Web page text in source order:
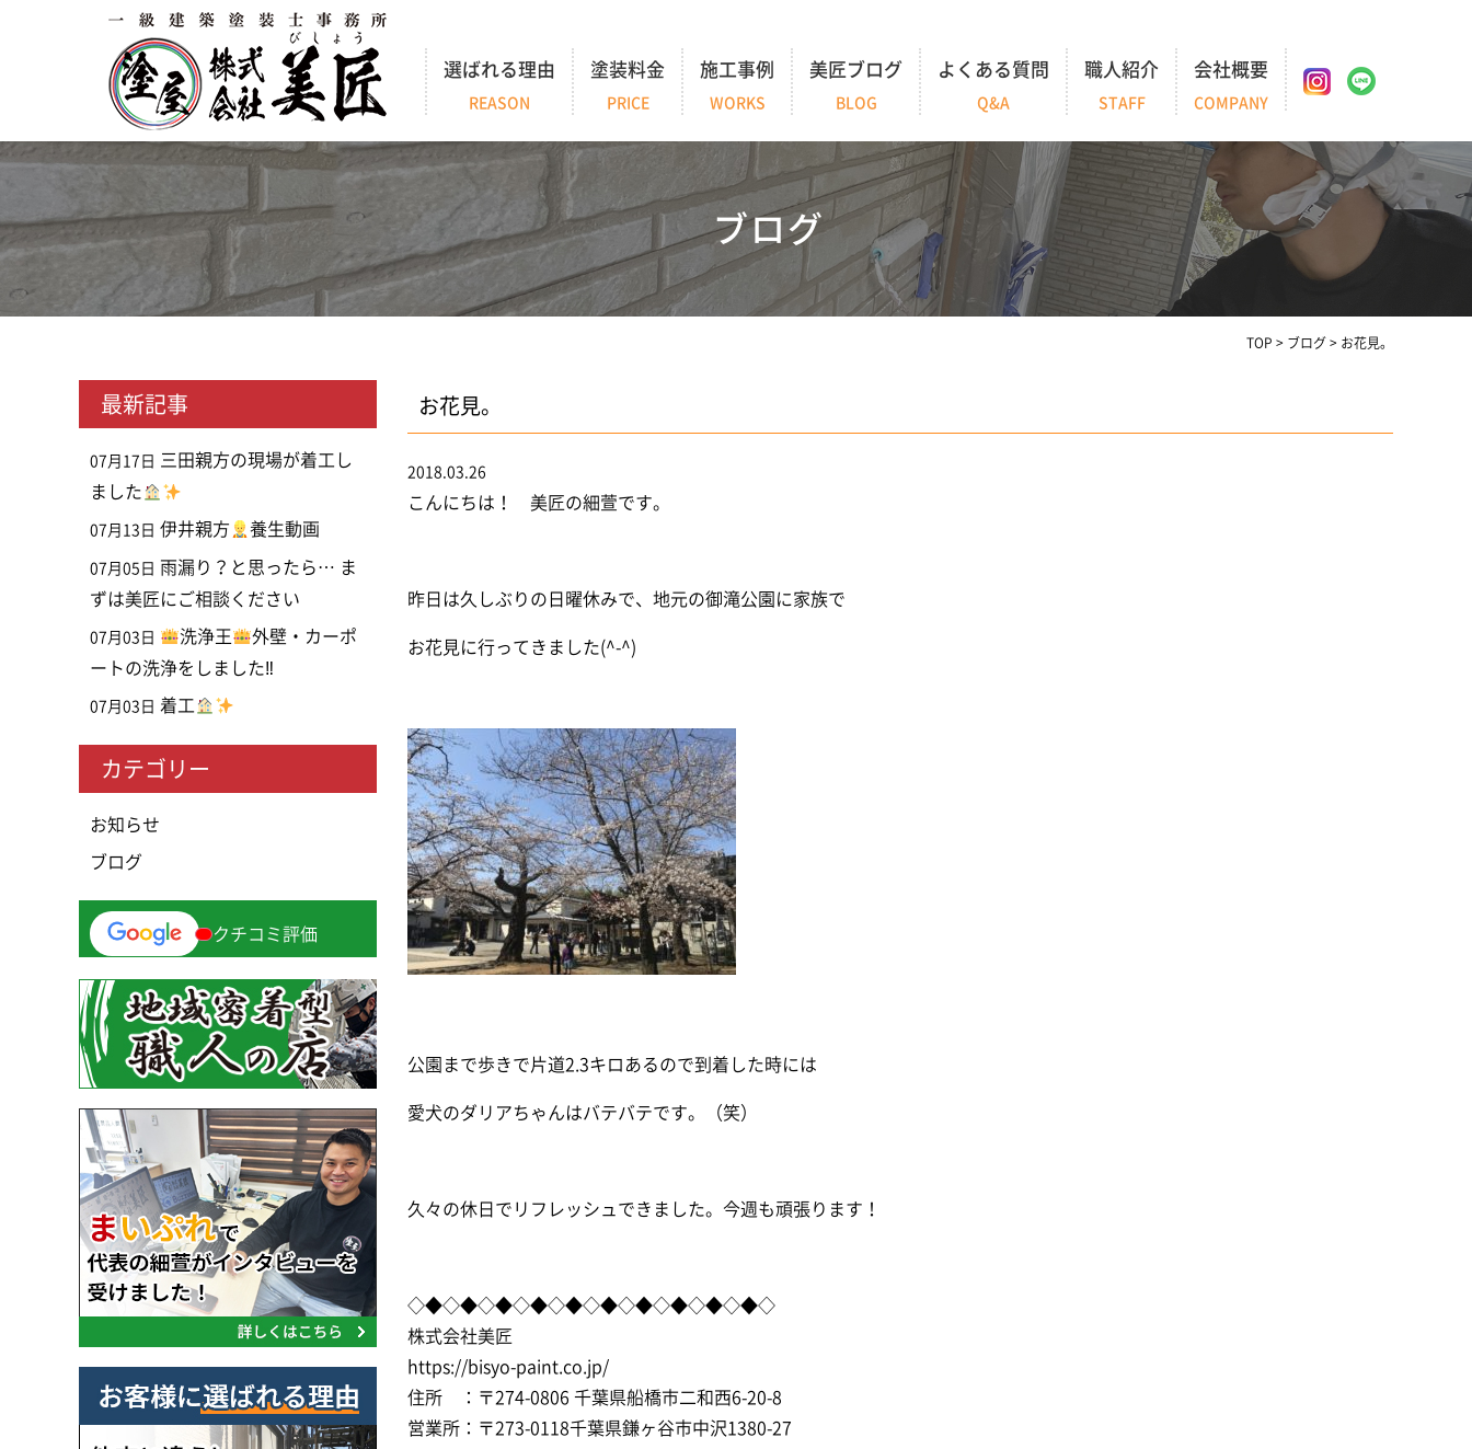
選ばれる理由
REASON
塗装料金
PRICE
施工事例
WORKS
美匠ブログ
BLOG
よくある質問
Q&A
職人紹介
STAFF
会社概要
COMPANY
ブログ
TOP > ブログ > お花見。
お花見。
2018.03.26
こんにちは！ 美匠の細萱です。
昨日は久しぶりの日曜休みで、地元の御滝公園に家族で
お花見に行ってきました(^-^)
公園まで歩きで片道2.3キロあるので到着した時には
愛犬のダリアちゃんはバテバテです。（笑）
久々の休日でリフレッシュできました。今週も頑張ります！
◇◆◇◆◇◆◇◆◇◆◇◆◇◆◇◆◇◆◇◆◇
株式会社美匠
https://bisyo-paint.co.jp/
住所 ：〒274-0806 千葉県船橋市二和西6-20-8
営業所：〒273-0118千葉県鎌ヶ谷市中沢1380-27
最新記事
07月17日
三田親方の現場が着工し
ました
07月13日 伊井親方 養生動画
07月05日 雨漏り？と思ったら… ま
ずは美匠にご相談ください
07月03日 洗浄王
外壁・カーポ
ートの洗浄をしました‼
07月03日 着工
カテゴリー
お知らせ
ブログ
クチコミ評価